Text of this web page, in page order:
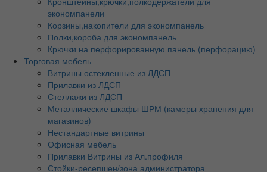
экономпанели
Корзины,накопители для экономпанель
Полки,короба для экономпанель
Крючки на перфорированную панель (перфорацию)
Торговая мебель
Витрины остекленные из ЛДСП
Прилавки из ЛДСП
Стеллажи из ЛДСП
Металлические шкафы ШРМ (камеры хранения для
магазинов)
Нестандартные витрины
Офисная мебель
Прилавки Витрины из Ал.профиля
Стойки-ресепшен/зона администратора